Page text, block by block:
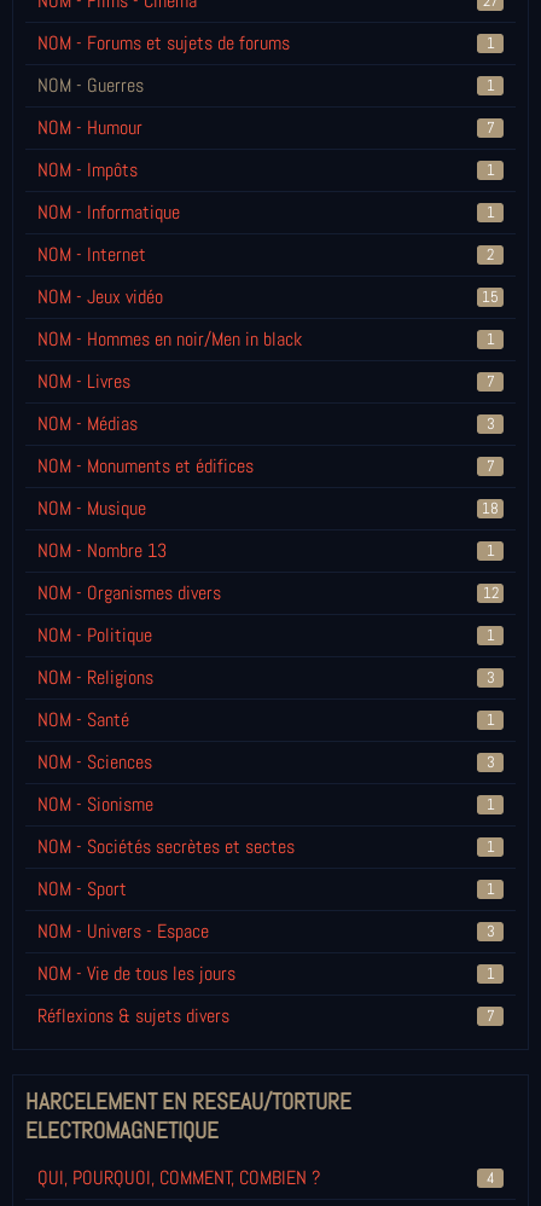
NOM - Forums et sujets de forums 1
NOM - Guerres 1
NOM - Humour 7
NOM - Impôts 1
NOM - Informatique 1
NOM - Internet 2
NOM - Jeux vidéo 15
NOM - Hommes en noir/Men in black 1
NOM - Livres 7
NOM - Médias 3
NOM - Monuments et édifices 7
NOM - Musique 18
NOM - Nombre 13 1
NOM - Organismes divers 12
NOM - Politique 1
NOM - Religions 3
NOM - Santé 1
NOM - Sciences 3
NOM - Sionisme 1
NOM - Sociétés secrètes et sectes 1
NOM - Sport 1
NOM - Univers - Espace 3
NOM - Vie de tous les jours 1
Réflexions & sujets divers 7
HARCELEMENT EN RESEAU/TORTURE
ELECTROMAGNETIQUE
QUI, POURQUOI, COMMENT, COMBIEN ? 4